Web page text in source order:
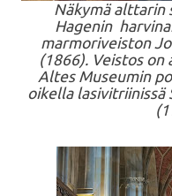
Näkymä alttarin
Hagenin
marmoriveiston
(1866). Veistos
Altes Museumin
oikella lasivitriinissä